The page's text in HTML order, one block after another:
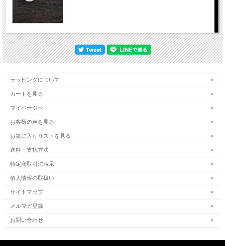
ラッピングについて
カートを見る
マイページへ
お客様の声を見る
お気に入りリストを見る
送料・支払方法
特定商取引法表示
個人情報の取扱い
サイトマップ
メルマガ登録
お問い合わせ